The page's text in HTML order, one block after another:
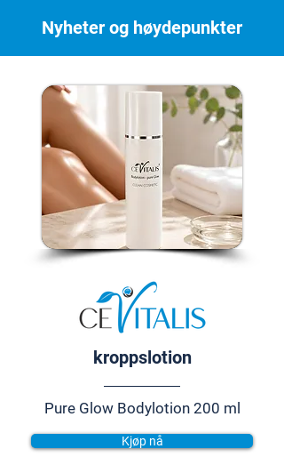
Nyheter og høydepunkter
kroppslotion
Pure Glow Bodylotion 200 ml
Kjøp nå